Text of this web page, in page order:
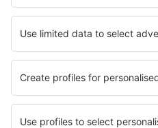
Londres
Londres
Londres
Mánchester (MAN)